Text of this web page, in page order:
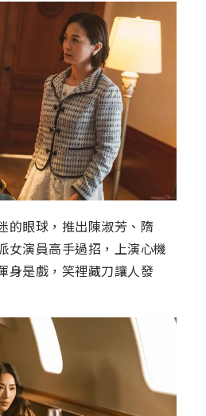
的眼球，推出陳淑芳、隋
女演員高手過招，上演心機
身是戲，笑裡藏刀讓人發